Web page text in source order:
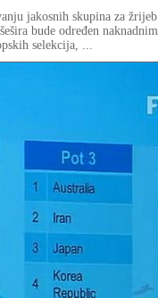
jakosnih skupina za
bude određen
selekcija, ...